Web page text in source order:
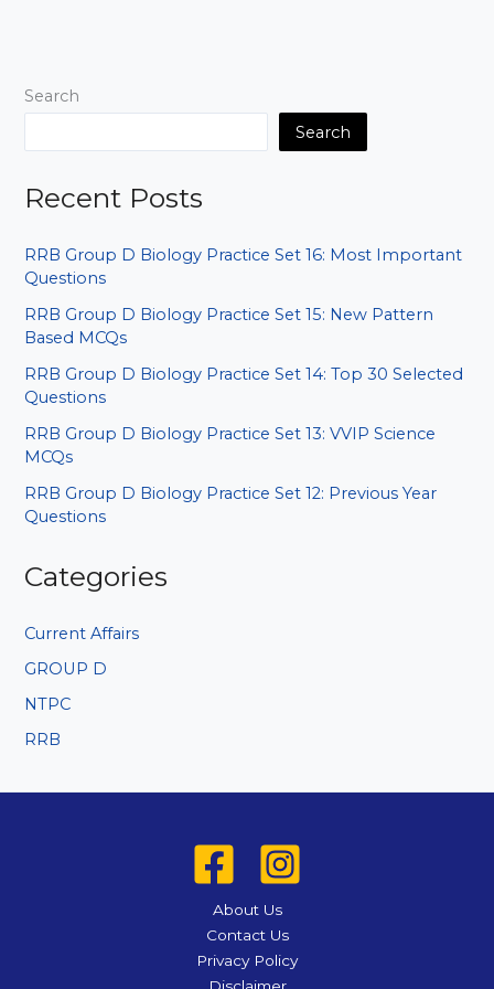
Search
Search
Recent Posts
RRB Group D Biology Practice Set 16: Most Important
Questions
RRB Group D Biology Practice Set 15: New Pattern
Based MCQs
RRB Group D Biology Practice Set 14: Top 30 Selected
Questions
RRB Group D Biology Practice Set 13: VVIP Science
MCQs
RRB Group D Biology Practice Set 12: Previous Year
Questions
Categories
Current Affairs
GROUP D
NTPC
RRB
About Us
Contact Us
Privacy Policy